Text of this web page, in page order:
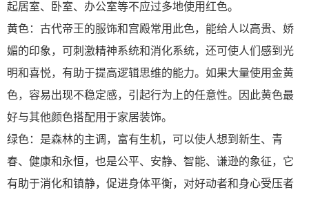
起居室、卧室、办公室等不应过多地使用红色。
黄色：古代帝王的服饰和宫殿常用此色，能给人以高贵、娇
媚的印象，可刺激精神系统和消化系统，还可使人们感到光
明和喜悦，有助于提高逻辑思维的能力。如果大量使用金黄
色，容易出现不稳定感，引起行为上的任意性。因此黄色最
好与其他颜色搭配用于家居装饰。
绿色：是森林的主调，富有生机，可以使人想到新生、青
春、健康和永恒，也是公平、安静、智能、谦逊的象征，它
有助于消化和镇静，促进身体平衡，对好动者和身心受压者